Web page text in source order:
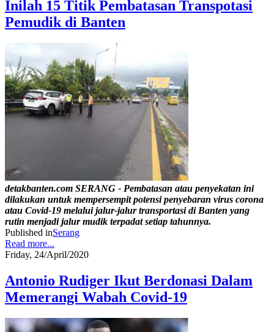
Inilah 15 Titik Pembatasan Transpotasi
Pemudik di Banten
detakbanten.com SERANG - Pembatasan atau penyekatan ini
dilakukan untuk mempersempit potensi penyebaran virus corona
atau Covid-19 melalui jalur-jalur transportasi di Banten yang
rutin menjadi jalur mudik terpadat setiap tahunnya.
Published inSerang
Read more...
Friday, 24/April/2020
Antonio Rudiger Ikut Berdonasi Dalam
Memerangi Wabah Covid-19